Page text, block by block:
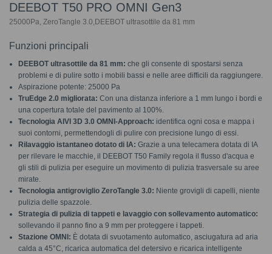
DEEBOT T50 PRO OMNI Gen3
25000Pa, ZeroTangle 3.0,DEEBOT ultrasottile da 81 mm
Funzioni principali
DEEBOT ultrasottile da 81 mm: che gli consente di spostarsi senza
problemi e di pulire sotto i mobili bassi e nelle aree difficili da raggiungere.
Aspirazione potente: 25000 Pa
TruEdge 2.0 migliorata: Con una distanza inferiore a 1 mm lungo i bordi e
una copertura totale del pavimento al 100%.
Tecnologia AIVI 3D 3.0 OMNI-Approach: identifica ogni cosa e mappa i
suoi contorni, permettendogli di pulire con precisione lungo di essi.
Rilavaggio istantaneo dotato di IA: Grazie a una telecamera dotata di IA
per rilevare le macchie, il DEEBOT T50 Family regola il flusso d'acqua e
gli stili di pulizia per eseguire un movimento di pulizia trasversale su aree
mirate.
Tecnologia antigroviglio ZeroTangle 3.0: Niente grovigli di capelli, niente
pulizia delle spazzole.
Strategia di pulizia di tappeti e lavaggio con sollevamento automatico:
sollevando il panno fino a 9 mm per proteggere i tappeti.
Stazione OMNI: È dotata di svuotamento automatico, asciugatura ad aria
calda a 45°C, ricarica automatica del detersivo e ricarica intelligente